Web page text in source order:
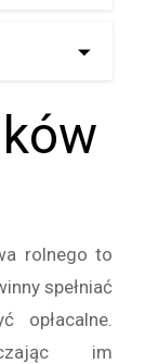
rolnego to
spełniać
opłacalne.
im